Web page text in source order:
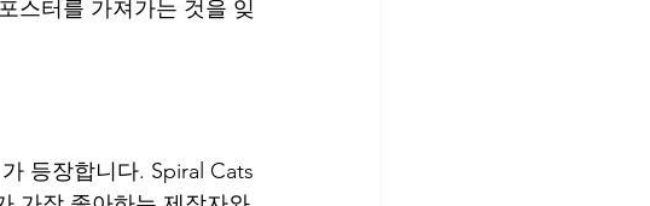
스터를 가져가는 것을 잊
등장합니다. Spiral Cats